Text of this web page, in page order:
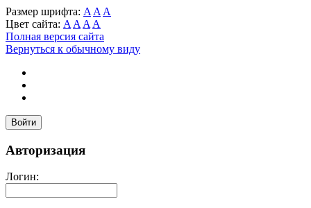
Размер шрифта: A A A
Цвет сайта: A A A A
Полная версия сайта
Вернуться к обычному виду
Войти
Авторизация
Логин: